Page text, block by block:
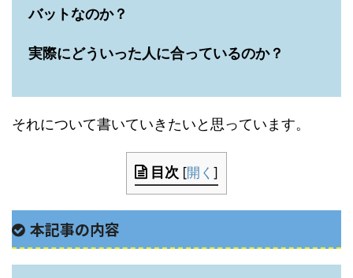
バットなのか？
実際にどういった人に合っているのか？
それについて書いていきたいと思っています。
目次 [開く ]
本記事の内容